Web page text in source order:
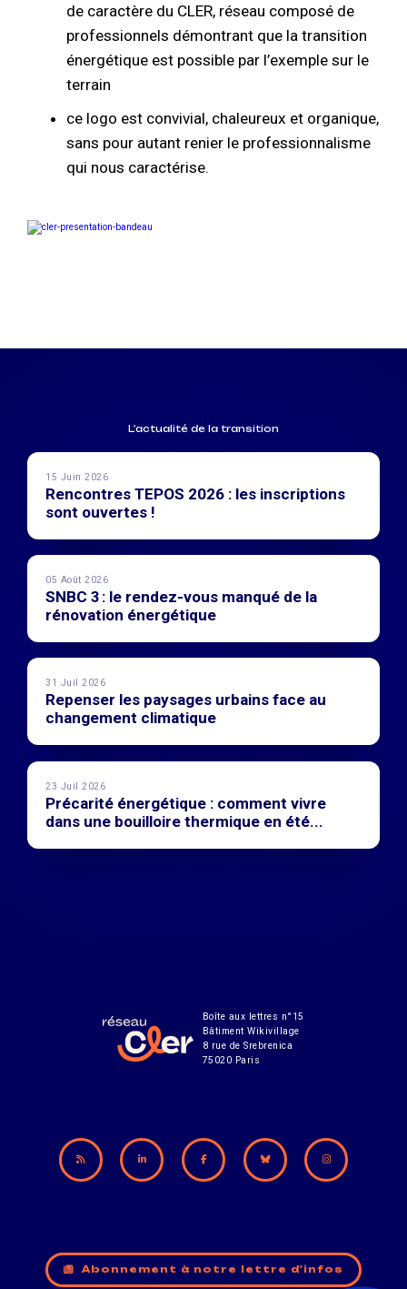
de caractère du CLER, réseau composé de
professionnels démontrant que la transition
énergétique est possible par l’exemple sur le
terrain
ce logo est convivial, chaleureux et organique,
sans pour autant renier le professionnalisme
qui nous caractérise.
L'actualité de la transition
15 Juin 2026
Rencontres TEPOS 2026 : les inscriptions
sont ouvertes !
05 Août 2026
SNBC 3 : le rendez-vous manqué de la
rénovation énergétique
31 Juil 2026
Repenser les paysages urbains face au
changement climatique
23 Juil 2026
Précarité énergétique : comment vivre
dans une bouilloire thermique en été...
Boîte aux lettres n°15
Bâtiment Wikivillage
8 rue de Srebrenica
75020 Paris
Abonnement à notre lettre d'infos